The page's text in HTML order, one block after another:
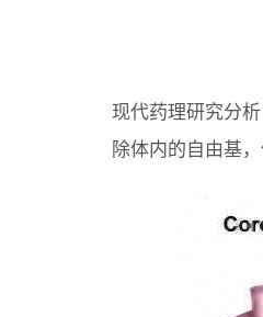
现代药理研究分
除体内的自由基